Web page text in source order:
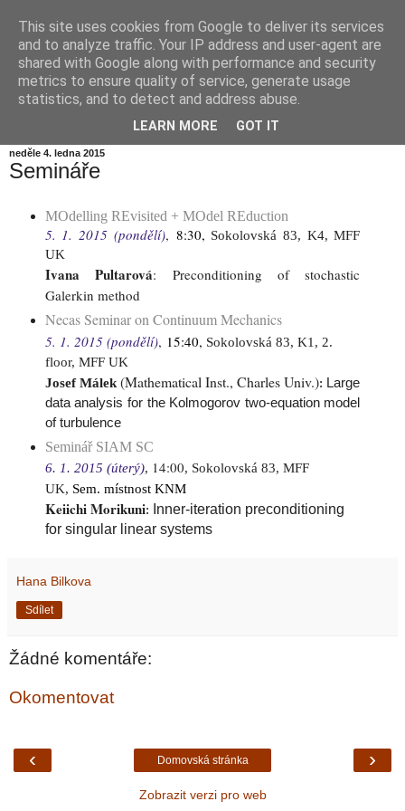
Informační zátiší
Blog Ústavu informatiky Akademie věd České republiky,
neděle 4. ledna 2015
Semináře
MOdelling REvisited + MOdel REduction
5. 1. 2015 (pondělí), 8:30, Sokolovská 83, K4, MFF
UK
Ivana Pultarová: Preconditioning of stochastic
Galerkin method
Necas Seminar on Continuum Mechanics
5. 1. 2015 (pondělí), 15:40, Sokolovská 83, K1, 2.
floor, MFF UK
Josef Málek (Mathematical Inst., Charles Univ.): Large
data analysis for the Kolmogorov two-equation model
of turbulence
Seminář SIAM SC
6. 1. 2015 (úterý), 14:00, Sokolovská 83, MFF
UK, Sem. místnost KNM
Keiichi Morikuni:
Inner-iteration preconditioning
for singular linear systems
Hana Bilkova
Sdílet
Žádné komentáře:
Okomentovat
‹ ›
Domovská stránka
Zobrazit verzi pro web
This site uses cookies from Google to deliver its services
and to analyze traffic. Your IP address and user-agent are
shared with Google along with performance and security
metrics to ensure quality of service, generate usage
statistics, and to detect and address abuse.
LEARN MORE GOT IT